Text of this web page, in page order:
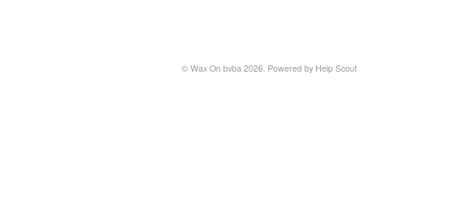
© Wax On bvba 2026. Powered by Help Scout